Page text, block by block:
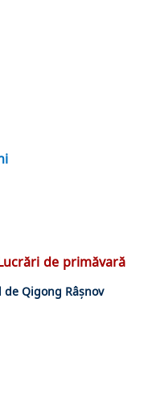
de primăvară
Qigong Râșnov